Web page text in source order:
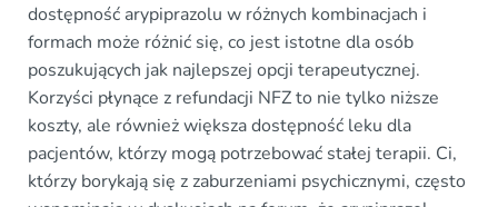
dostępność arypiprazolu w różnych kombinacjach i
formach może różnić się, co jest istotne dla osób
poszukujących jak najlepszej opcji terapeutycznej.
Korzyści płynące z refundacji NFZ to nie tylko niższe
koszty, ale również większa dostępność leku dla
pacjentów, którzy mogą potrzebować stałej terapii. Ci,
którzy borykają się z zaburzeniami psychicznymi, często